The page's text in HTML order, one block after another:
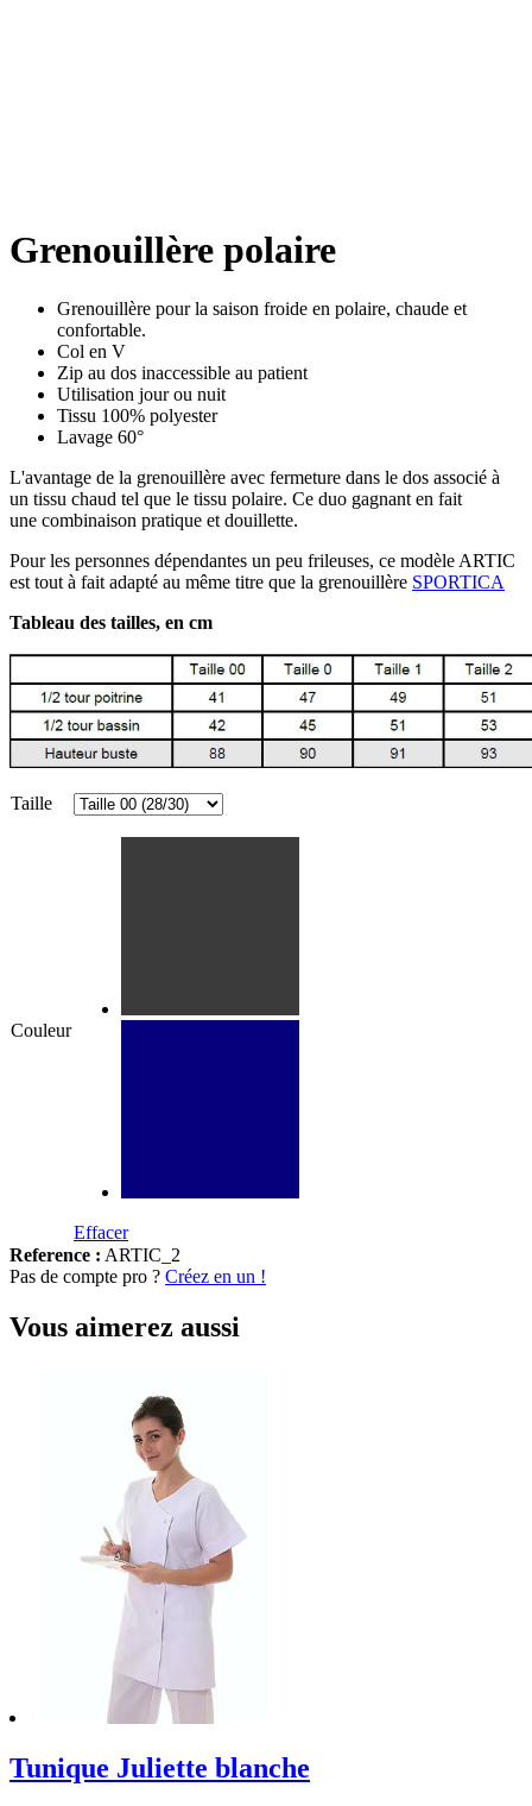
Grenouillère polaire
Grenouillère pour la saison froide en polaire, chaude et
confortable.
Col en V
Zip au dos inaccessible au patient
Utilisation jour ou nuit
Tissu 100% polyester
Lavage 60°
L'avantage de la grenouillère avec fermeture dans le dos associé à
un tissu chaud tel que le tissu polaire. Ce duo gagnant en fait
une combinaison pratique et douillette.
Pour les personnes dépendantes un peu frileuses, ce modèle ARTIC
est tout à fait adapté au même titre que la grenouillère SPORTICA
Tableau des tailles, en cm
Taille
Couleur
Effacer
Reference : ARTIC_2
Pas de compte pro ? Créez en un !
Vous aimerez aussi
Tunique Juliette blanche